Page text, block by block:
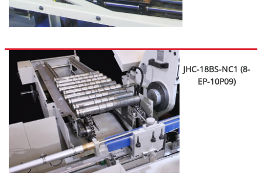
JHC-18BS-NC1 (8-
EP-10P09)